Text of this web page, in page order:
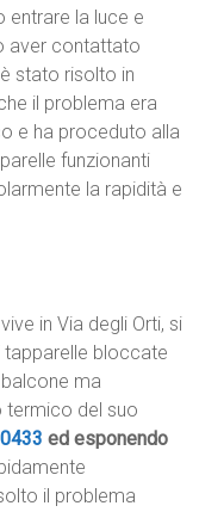
entrare la luce e
aver contattato
stato risolto in
il problema era
e ha proceduto alla
funzionanti
la rapidità e
in Via degli Orti, si
bloccate
ma
termico del suo
ed esponendo
il problema